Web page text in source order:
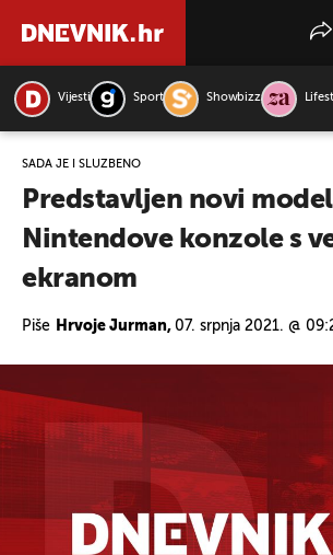
Vijesti Sport Showbizz
SADA JE I SLUŽBENO
Predstavljen novi model
Nintendove konzole s
ekranom
Piše Hrvoje Jurman, 07. srpnja 2021. @
PRETRAŽITE VIJESTI